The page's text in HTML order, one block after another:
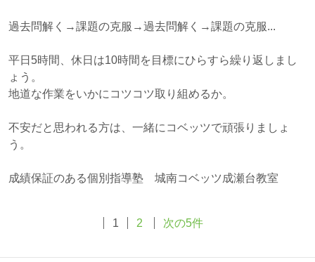
過去問解く→課題の克服→過去問解く→課題の克服...
平日5時間、休日は10時間を目標にひらすら繰り返しまし
ょう。
地道な作業をいかにコツコツ取り組めるか。
不安だと思われる方は、一緒にコベッツで頑張りましょ
う。
成績保証のある個別指導塾 城南コベッツ成瀬台教室
1 2 次の5件